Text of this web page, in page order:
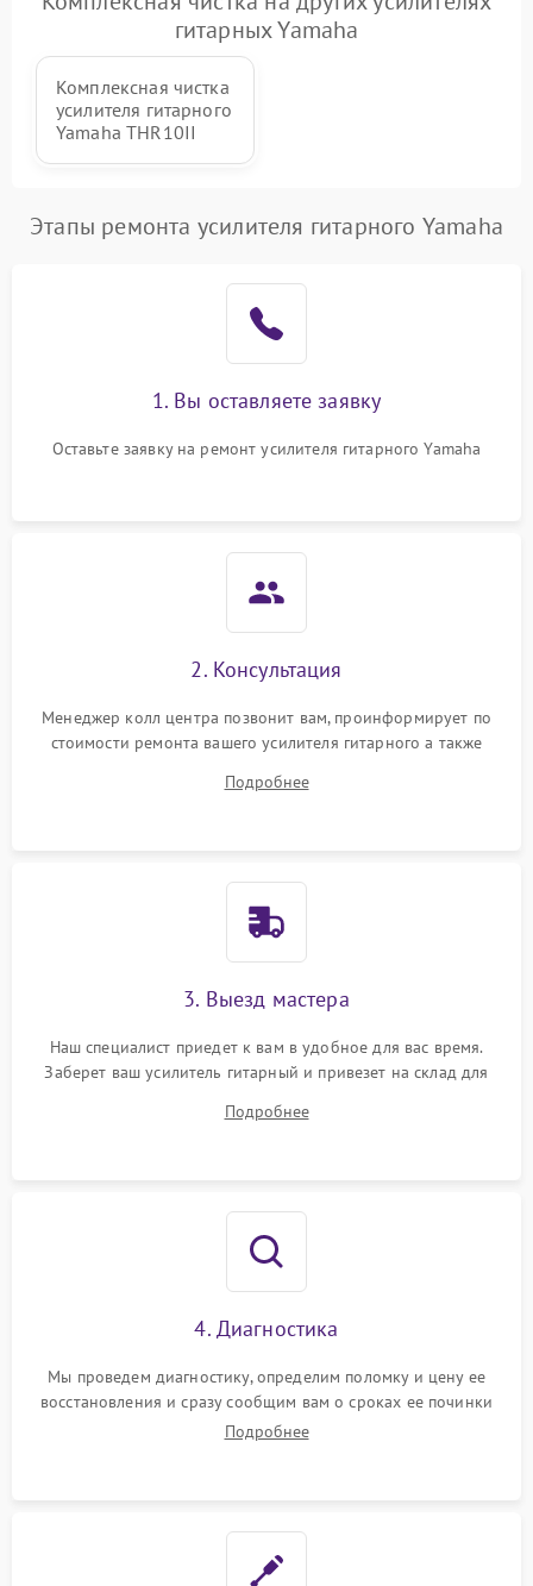
(если есть)
платы
управления
гитарных Yamaha
Комплексная чистка
усилителя гитарного
Yamaha THR10II
Этапы ремонта усилителя гитарного Yamaha
1. Вы оставляете заявку
Оставьте заявку на ремонт усилителя гитарного Yamaha
2. Консультация
Менеджер колл центра позвонит вам, проинформирует по
стоимости ремонта вашего усилителя гитарного а также
Подробнее
3. Выезд мастера
Наш специалист приедет к вам в удобное для вас время.
Заберет ваш усилитель гитарный и привезет на склад для
Подробнее
4. Диагностика
Мы проведем диагностику, определим поломку и цену ее
восстановления и сразу сообщим вам о сроках ее починки
Подробнее